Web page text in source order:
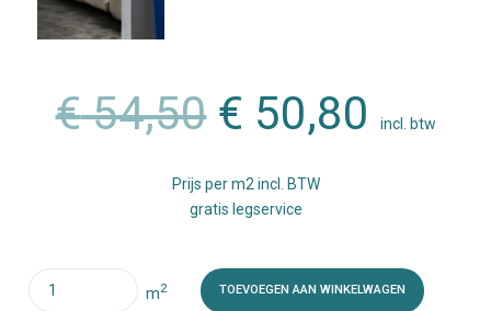
€54,50
was:
€ 50,80 incl. btw
Prijs per m2 incl. BTW
gratis legservice
m2 TOEVOEGEN AAN WINKELWAGEN